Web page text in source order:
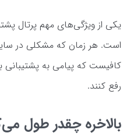
یکی از ویژگی‌های مهم پرتال
است. هر زمان که مشکلی در
کافیست که پیامی به
رفع کنند.
بالاخره چقدر طول